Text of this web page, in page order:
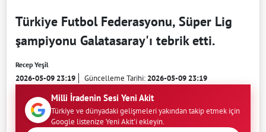
Türkiye Futbol Federasyonu, Süper Lig
şampiyonu Galatasaray'ı tebrik etti.
Recep Yeşil
2026-05-09 23:19 Güncelleme Tarihi:2026-05-09 23:19
Milli İradenin Sesi Yeni Akit
Türkiye ve dünyadaki gelişmeleri yakından takip etmek için
Google listenize Yeni Akit'i ekleyin.